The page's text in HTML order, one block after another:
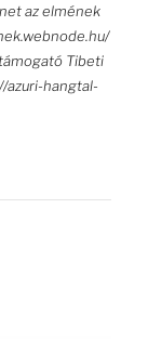
az elmének
Tibeti
azuri-hangtal-